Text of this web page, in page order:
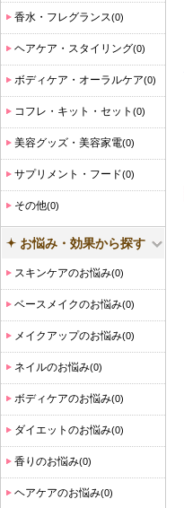
香水・フレグランス(0)
ヘアケア・スタイリング(0)
ボディケア・オーラルケア(0)
コフレ・キット・セット (0)
美容グッズ・美容家電(0)
サプリメント・フード(0)
その他(0)
お悩み・効果から探す
スキンケアのお悩み(0)
ベースメイクのお悩み(0)
メイクアップのお悩み(0)
ネイルのお悩み(0)
ボディケアのお悩み(0)
ダイエットのお悩み(0)
香りのお悩み(0)
ヘアケアのお悩み(0)